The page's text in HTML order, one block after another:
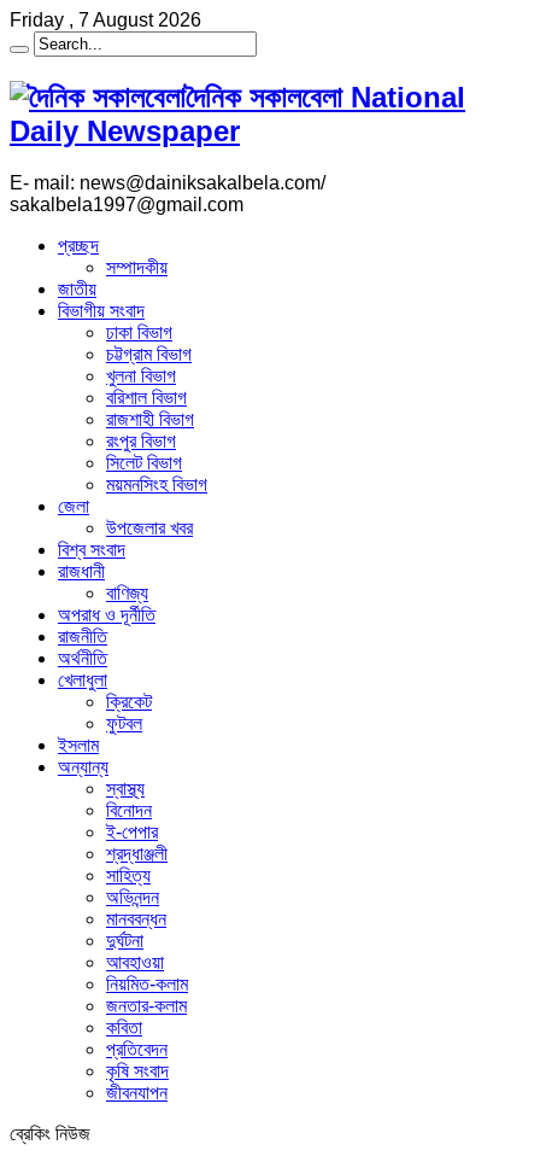
Friday , 7 August 2026
দৈনিক সকালবেলা National
Daily Newspaper
E- mail: news@dainiksakalbela.com/
sakalbela1997@gmail.com
প্রচ্ছদ
সম্পাদকীয়
জাতীয়
বিভাগীয় সংবাদ
ঢাকা বিভাগ
চট্টগ্রাম বিভাগ
খুলনা বিভাগ
বরিশাল বিভাগ
রাজশাহী বিভাগ
রংপুর বিভাগ
সিলেট বিভাগ
ময়মনসিংহ বিভাগ
জেলা
উপজেলার খবর
বিশ্ব সংবাদ
রাজধানী
বাণিজ্য
অপরাধ ও দূর্নীতি
রাজনীতি
অর্থনীতি
খেলাধুলা
ক্রিকেট
ফুটবল
ইসলাম
অন্যান্য
স্বাস্থ্য
বিনোদন
ই-পেপার
শ্রদ্ধাঞ্জলী
সাহিত্য
অভিনন্দন
মানববন্ধন
দুর্ঘটনা
আবহাওয়া
নিয়মিত-কলাম
জনতার-কলাম
কবিতা
প্রতিবেদন
কৃষি সংবাদ
জীবনযাপন
ব্রেকিং নিউজ